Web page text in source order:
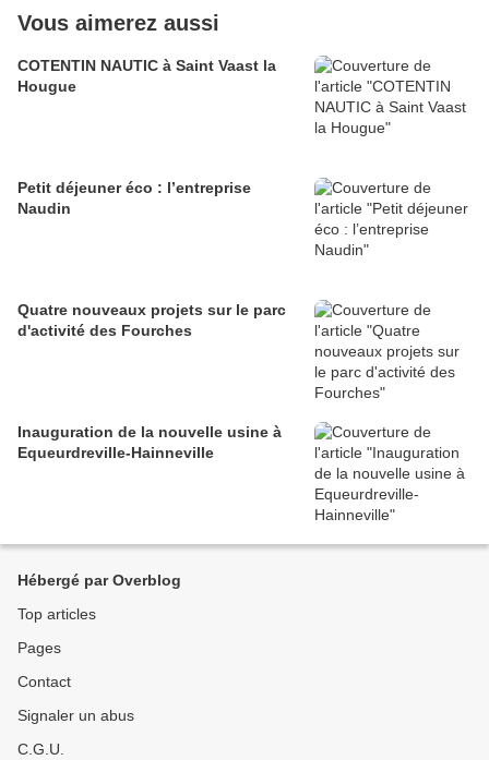
Vous aimerez aussi
COTENTIN NAUTIC à Saint Vaast la
Hougue
Petit déjeuner éco : l’entreprise
Naudin
Quatre nouveaux projets sur le parc
d'activité des Fourches
Inauguration de la nouvelle usine à
Equeurdreville-Hainneville
Hébergé par Overblog
Top articles
Pages
Contact
Signaler un abus
C.G.U.